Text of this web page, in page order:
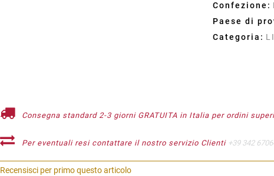
Confezione:
Paese di
Categoria:
Consegna standard 2-3 giorni GRATUITA in Italia per ordini
Per eventuali resi contattare il nostro servizio Clienti +39 342
Recensisci per primo questo articolo